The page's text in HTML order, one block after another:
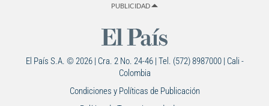
PUBLICIDAD
El País S.A. © 2026 | Cra. 2 No. 24-46 | Tel. (572) 8987000 | Cali -
Colombia
Condiciones y Políticas de Publicación